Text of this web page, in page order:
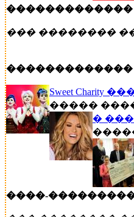
�������������
��� ��������
Sweet Charity
�����
�
����-